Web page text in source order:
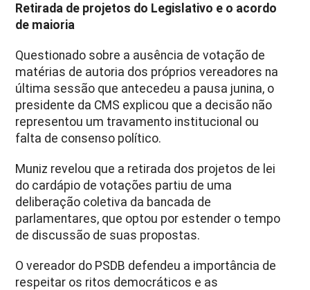
Retirada de projetos do Legislativo e o acordo
de maioria
Questionado sobre a ausência de votação de
matérias de autoria dos próprios vereadores na
última sessão que antecedeu a pausa junina, o
presidente da CMS explicou que a decisão não
representou um travamento institucional ou
falta de consenso político.
Muniz revelou que a retirada dos projetos de lei
do cardápio de votações partiu de uma
deliberação coletiva da bancada de
parlamentares, que optou por estender o tempo
de discussão de suas propostas.
O vereador do PSDB defendeu a importância de
respeitar os ritos democráticos e as